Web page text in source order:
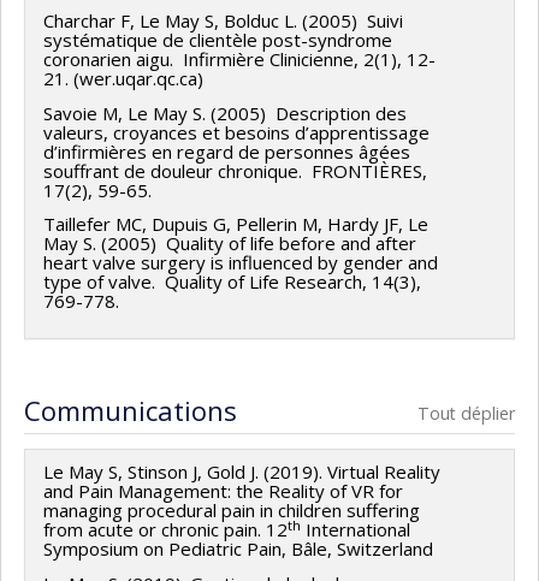
Charchar F, Le May S, Bolduc L. (2005) Suivi
systématique de clientèle post-syndrome
coronarien aigu. Infirmière Clinicienne, 2(1), 12-
21. (wer.uqar.qc.ca)
Savoie M, Le May S. (2005) Description des
valeurs, croyances et besoins d’apprentissage
d’infirmières en regard de personnes âgées
souffrant de douleur chronique. FRONTIÈRES,
17(2), 59-65.
Taillefer MC, Dupuis G, Pellerin M, Hardy JF, Le
May S. (2005) Quality of life before and after
heart valve surgery is influenced by gender and
type of valve. Quality of Life Research, 14(3),
769-778.
Communications Tout déplier
Le May S, Stinson J, Gold J. (2019). Virtual Reality
and Pain Management: the Reality of VR for
managing procedural pain in children suffering
from acute or chronic pain. 12th International
Symposium on Pediatric Pain, Bâle, Switzerland